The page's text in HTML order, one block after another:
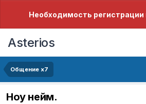
Необходимость регистрации
Asterios
Общение x7
Ноу нейм.